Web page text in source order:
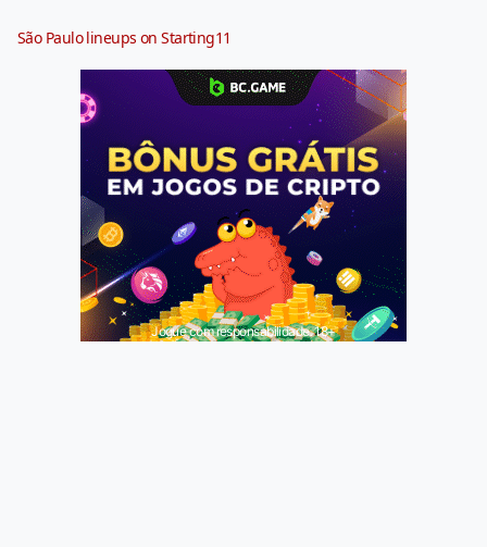
São Paulo lineups on Starting11
Jogue com responsabilidade. 18+